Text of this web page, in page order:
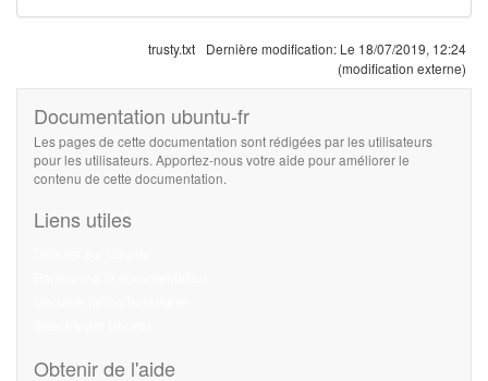
trusty.txt Dernière modification: Le 18/07/2019, 12:24
(modification externe)
Documentation ubuntu-fr
Les pages de cette documentation sont rédigées par les utilisateurs
pour les utilisateurs. Apportez-nous votre aide pour améliorer le
contenu de cette documentation.
Liens utiles
Obtenir de l'aide